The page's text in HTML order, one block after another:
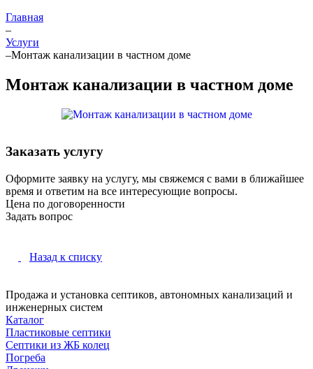
Главная
–
Услуги
–Монтаж канализации в частном доме
Монтаж канализации в частном доме
Заказать услугу
Оформите заявку на услугу, мы свяжемся с вами в ближайшее
время и ответим на все интересующие вопросы.
Цена по договоренности
Задать вопрос
Назад к списку
Продажа и установка септиков, автономных канализаций и
инженерных систем
Каталог
Пластиковые септики
Септики из ЖБ колец
Погреба